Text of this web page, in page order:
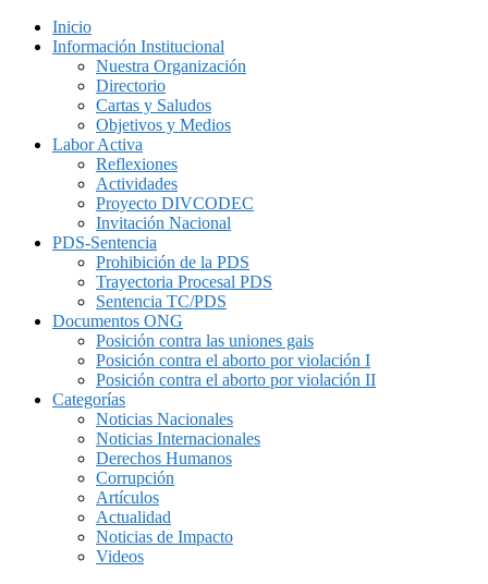
Inicio
Información Institucional
Nuestra Organización
Directorio
Cartas y Saludos
Objetivos y Medios
Labor Activa
Reflexiones
Actividades
Proyecto DIVCODEC
Invitación Nacional
PDS-Sentencia
Prohibición de la PDS
Trayectoria Procesal PDS
Sentencia TC/PDS
Documentos ONG
Posición contra las uniones gais
Posición contra el aborto por violación I
Posición contra el aborto por violación II
Categorías
Noticias Nacionales
Noticias Internacionales
Derechos Humanos
Corrupción
Artículos
Actualidad
Noticias de Impacto
Videos